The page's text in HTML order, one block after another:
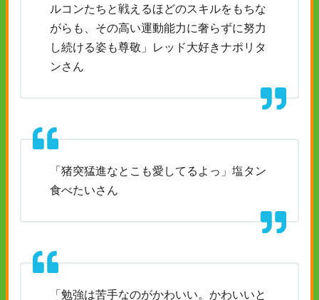
ルコンたちと戦えるほどのスキルをもちな
がらも、その高い運動能力に奢らずに努力
し続ける姿も尊敬」レッド大好きナポリタ
ンさん
「猪突猛進なとこも愛してるよっ」塩タン
食べたいさん
「勉強は苦手なのがかわいい。かわいいと